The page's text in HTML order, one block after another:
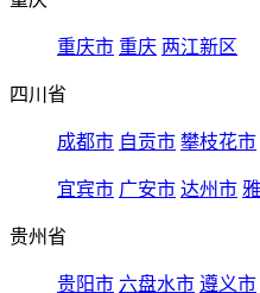
重庆市 重庆 两江新区
四川省
成都市 自贡市 攀枝花市
宜宾市 广安市 达州市
贵州省
贵阳市 六盘水市 遵义市